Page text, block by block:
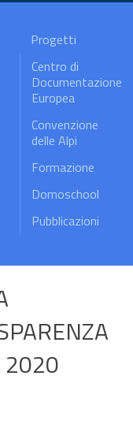
Progetti
Centro di
Documentazione
Europea
Convenzione
delle Alpi
Formazione
Domoschool
Pubblicazioni
2020